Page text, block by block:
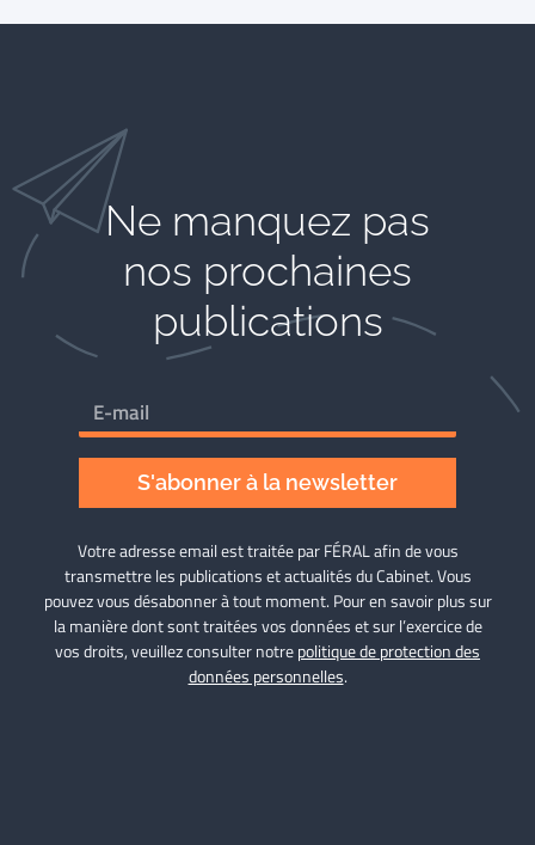
Ne manquez pas
nos prochaines
publications
S'abonner à la newsletter
Votre adresse email est traitée par FÉRAL afin de vous
transmettre les publications et actualités du Cabinet. Vous
pouvez vous désabonner à tout moment. Pour en savoir plus sur
la manière dont sont traitées vos données et sur l’exercice de
vos droits, veuillez consulter notrepolitique de protection des
données personnelles.